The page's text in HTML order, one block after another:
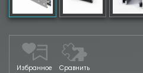
Избранное Сравнить